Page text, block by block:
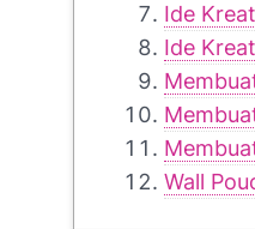
Ide
Ide
Wall